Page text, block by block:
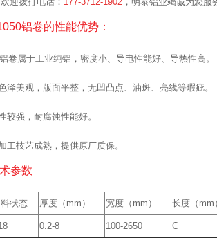
铝卷的性能优势：
卷属于工业纯铝，密度小、导电性能好、导热性高。
泽美观，版面平整，无凹凸点、油斑、亮线等瑕疵。
较强，耐腐蚀性能好。
工技艺成熟，提供原厂质保。
参数
状态 厚度（mm） 宽度（mm） 长度（mm
0.2-8 100-2650 C